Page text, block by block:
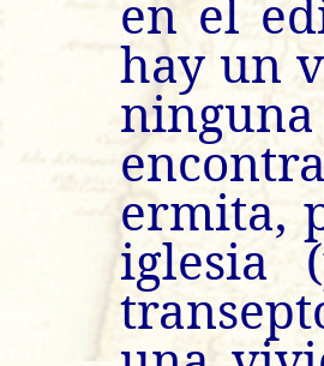
en el
hay un
ermita,
iglesia